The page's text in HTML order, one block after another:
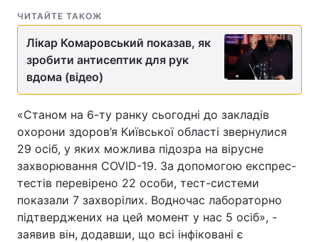
ЧИТАЙТЕ ТАКОЖ
Лікар Комаровський показав, як
зробити антисептик для рук
вдома (відео)
«Станом на 6-ту ранку сьогодні до закладів
охорони здоров’я Київської області звернулися
29 осіб, у яких можлива підозра на вірусне
захворювання COVID-19. За допомогою експрес-
тестів перевірено 22 особи, тест-системи
показали 7 захворілих. Водночас лабораторно
підтверджених на цей момент у нас 5 осіб», -
заявив він, додавши, що всі інфіковані є